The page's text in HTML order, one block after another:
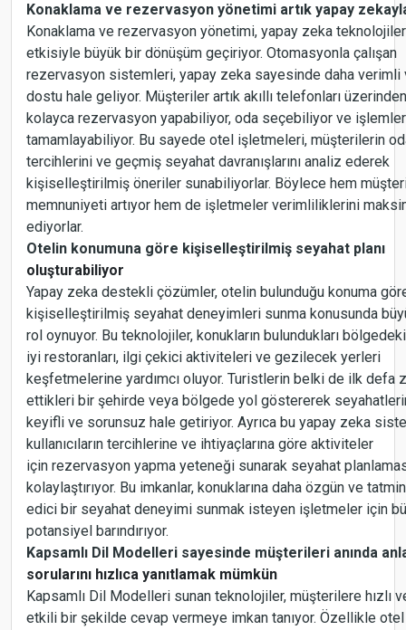
Konaklama ve rezervasyon yönetimi artık yapay
Konaklama ve rezervasyon yönetimi, yapay zeka
etkisiyle büyük bir dönüşüm geçiriyor. Otomasyonla çalışan
rezervasyon sistemleri, yapay zeka sayesinde daha verimli
dostu hale geliyor. Müşteriler artık akıllı telefonları üzerinden
kolayca rezervasyon yapabiliyor, oda seçebiliyor ve
tamamlayabiliyor. Bu sayede otel işletmeleri, müşterilerin
tercihlerini ve geçmiş seyahat davranışlarını analiz ederek
kişiselleştirilmiş öneriler sunabiliyorlar. Böylece hem
memnuniyeti artıyor hem de işletmeler verimliliklerini
ediyorlar.
Otelin konumuna göre kişiselleştirilmiş seyahat planı
oluşturabiliyor
Yapay zeka destekli çözümler, otelin bulunduğu konuma
kişiselleştirilmiş seyahat deneyimleri sunma konusunda
rol oynuyor. Bu teknolojiler, konukların bulundukları
iyi restoranları, ilgi çekici aktiviteleri ve gezilecek yerleri
keşfetmelerine yardımcı oluyor. Turistlerin belki de ilk defa
ettikleri bir şehirde veya bölgede yol göstererek
keyifli ve sorunsuz hale getiriyor. Ayrıca bu yapay zeka
kullanıcıların tercihlerine ve ihtiyaçlarına göre aktiviteler
için rezervasyon yapma yeteneği sunarak seyahat
kolaylaştırıyor. Bu imkanlar, konuklarına daha özgün ve tatmin
edici bir seyahat deneyimi sunmak isteyen işletmeler için
potansiyel barındırıyor.
Kapsamlı Dil Modelleri sayesinde müşterileri anında
sorularını hızlıca yanıtlamak mümkün
Kapsamlı Dil Modelleri sunan teknolojiler, müşterilere hızlı
etkili bir şekilde cevap vermeye imkan tanıyor. Özellikle otel